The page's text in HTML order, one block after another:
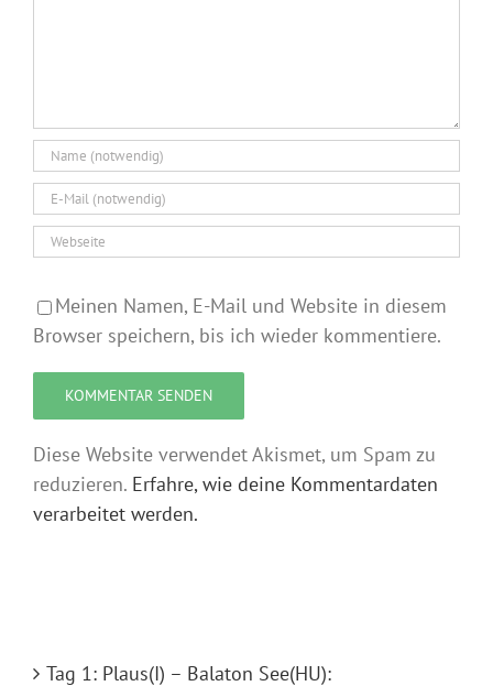
Meinen Namen, E-Mail und Website in diesem
Browser speichern, bis ich wieder kommentiere.
Diese Website verwendet Akismet, um Spam zu
reduzieren. Erfahre, wie deine Kommentardaten
verarbeitet werden.
Tag 1: Plaus(I) – Balaton See(HU):